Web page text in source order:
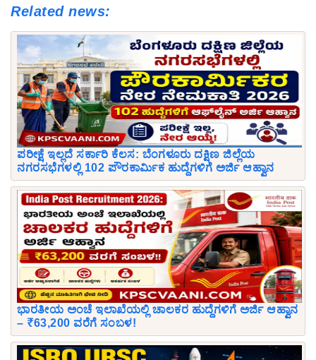
Related news:
ಪರೀಕ್ಷೆ ಇಲ್ಲದೆ ಸರ್ಕಾರಿ ಕೆಲಸ: ಬೆಂಗಳೂರು ದಕ್ಷಿಣ ಜಿಲ್ಲೆಯ
ನಗರಸಭೆಗಳಲ್ಲಿ 102 ಪೌರಕಾರ್ಮಿಕ ಹುದ್ದೆಗಳಿಗೆ ಅರ್ಜಿ ಆಹ್ವಾನ
ಭಾರತೀಯ ಅಂಚೆ ಇಲಾಖೆಯಲ್ಲಿ ಚಾಲಕರ ಹುದ್ದೆಗಳಿಗೆ ಅರ್ಜಿ ಆಹ್ವಾನ
– ₹63,200 ವರೆಗೆ ಸಂಬಳ!